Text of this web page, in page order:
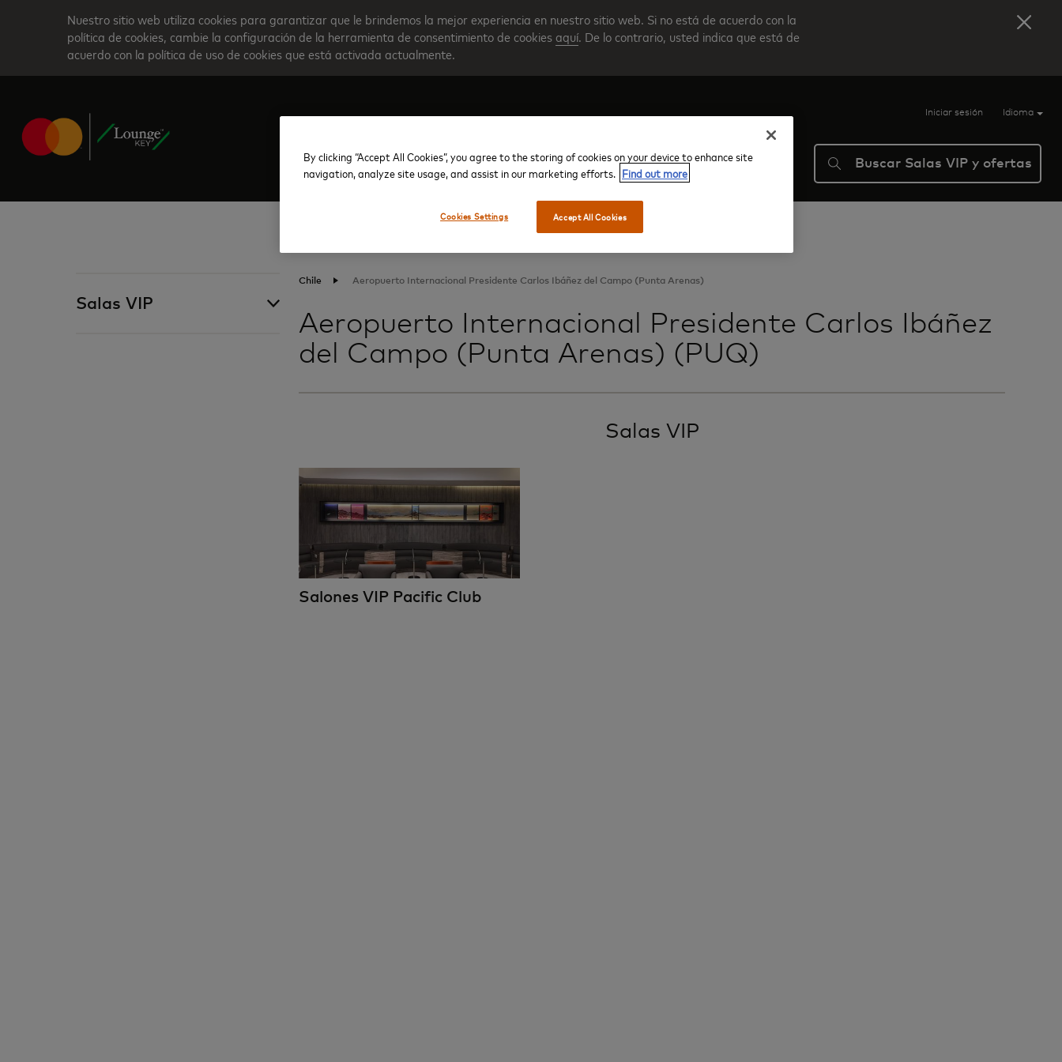
content
Nuestro sitio web utiliza cookies para garantizar que le brindemos la mejor experiencia en nuestro sitio web. Si no está de acuerdo con la
política de cookies, cambie la configuración de la herramienta de consentimiento de cookies aquí. De lo contrario, usted indica que está de
acuerdo con la política de uso de cookies que está activada actualmente.
Iniciar sesión Idioma
Crear su cuenta Descripción general del programa Ayuda Buscar Salas VIP y ofertas
Salas VIP
Chile Aeropuerto Internacional Presidente Carlos Ibáñez del Campo (Punta Arenas)
Aeropuerto Internacional Presidente Carlos Ibáñez
del Campo (Punta Arenas) (PUQ)
Salas VIP
Salones VIP Pacific Club
By clicking “Accept All Cookies”, you agree to the storing of cookies on your device to enhance site
navigation, analyze site usage, and assist in our marketing efforts. Find out more
Accept All Cookies
Cookies Settings